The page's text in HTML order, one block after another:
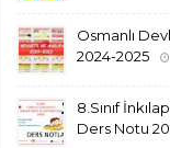
Osmanlı
2024-2025
8.Sınıf
Ders Notu